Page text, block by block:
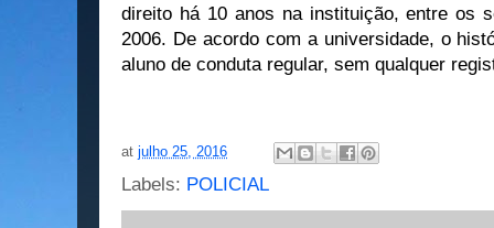
direito há 10 anos na instituição, entre os
2006. De acordo com a universidade, o
aluno de conduta regular, sem qualquer
at julho 25, 2016
Labels: POLICIAL